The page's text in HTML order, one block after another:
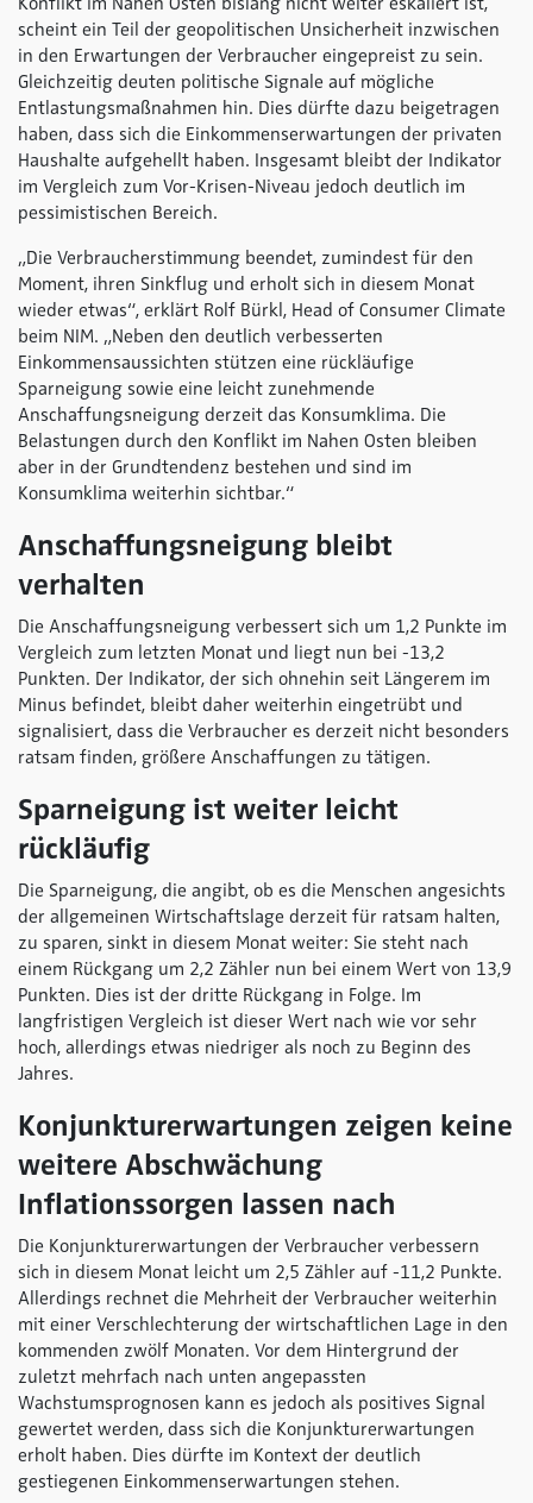
scheint ein Teil der geopolitischen Unsicherheit inzwischen
in den Erwartungen der Verbraucher eingepreist zu sein.
Gleichzeitig deuten politische Signale auf mögliche
Entlastungsmaßnahmen hin. Dies dürfte dazu beigetragen
haben, dass sich die Einkommenserwartungen der privaten
Haushalte aufgehellt haben. Insgesamt bleibt der Indikator
im Vergleich zum Vor-Krisen-Niveau jedoch deutlich im
pessimistischen Bereich.
„Die Verbraucherstimmung beendet, zumindest für den
Moment, ihren Sinkflug und erholt sich in diesem Monat
wieder etwas“, erklärt Rolf Bürkl, Head of Consumer Climate
beim NIM. „Neben den deutlich verbesserten
Einkommensaussichten stützen eine rückläufige
Sparneigung sowie eine leicht zunehmende
Anschaffungsneigung derzeit das Konsumklima. Die
Belastungen durch den Konflikt im Nahen Osten bleiben
aber in der Grundtendenz bestehen und sind im
Konsumklima weiterhin sichtbar.“
Anschaffungsneigung bleibt
verhalten
Die Anschaffungsneigung verbessert sich um 1,2 Punkte im
Vergleich zum letzten Monat und liegt nun bei -13,2
Punkten. Der Indikator, der sich ohnehin seit Längerem im
Minus befindet, bleibt daher weiterhin eingetrübt und
signalisiert, dass die Verbraucher es derzeit nicht besonders
ratsam finden, größere Anschaffungen zu tätigen.
Sparneigung ist weiter leicht
rückläufig
Die Sparneigung, die angibt, ob es die Menschen angesichts
der allgemeinen Wirtschaftslage derzeit für ratsam halten,
zu sparen, sinkt in diesem Monat weiter: Sie steht nach
einem Rückgang um 2,2 Zähler nun bei einem Wert von 13,9
Punkten. Dies ist der dritte Rückgang in Folge. Im
langfristigen Vergleich ist dieser Wert nach wie vor sehr
hoch, allerdings etwas niedriger als noch zu Beginn des
Jahres.
Konjunkturerwartungen zeigen keine
weitere Abschwächung
Inflationssorgen lassen nach
Die Konjunkturerwartungen der Verbraucher verbessern
sich in diesem Monat leicht um 2,5 Zähler auf -11,2 Punkte.
Allerdings rechnet die Mehrheit der Verbraucher weiterhin
mit einer Verschlechterung der wirtschaftlichen Lage in den
kommenden zwölf Monaten. Vor dem Hintergrund der
zuletzt mehrfach nach unten angepassten
Wachstumsprognosen kann es jedoch als positives Signal
gewertet werden, dass sich die Konjunkturerwartungen
erholt haben. Dies dürfte im Kontext der deutlich
gestiegenen Einkommenserwartungen stehen.